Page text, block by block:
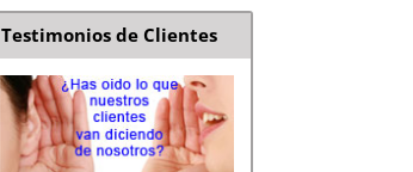
Testimonios de Clientes